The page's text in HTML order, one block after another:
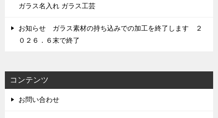
ガラス名入れ ガラス工芸
お知らせ ガラス素材の持ち込みでの加工を終了します ２
０２６．６末で終了
コンテンツ
お問い合わせ